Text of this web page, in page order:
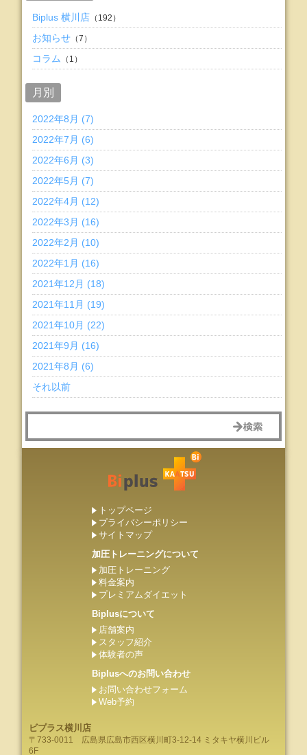
Biplus 横川店 （192）
お知らせ （7）
コラム （1）
月別
2022年8月 (7)
2022年7月 (6)
2022年6月 (3)
2022年5月 (7)
2022年4月 (12)
2022年3月 (16)
2022年2月 (10)
2022年1月 (16)
2021年12月 (18)
2021年11月 (19)
2021年10月 (22)
2021年9月 (16)
2021年8月 (6)
それ以前
トップページ
プライバシーポリシー
サイトマップ
加圧トレーニングについて
加圧トレーニング
料金案内
プレミアムダイエット
Biplusについて
店舗案内
スタッフ紹介
体験者の声
Biplusへのお問い合わせ
お問い合わせフォーム
Web予約
ビプラス横川店
〒733-0011 広島県広島市西区横川町3-12-14 ミタキヤ横川ビル
6F